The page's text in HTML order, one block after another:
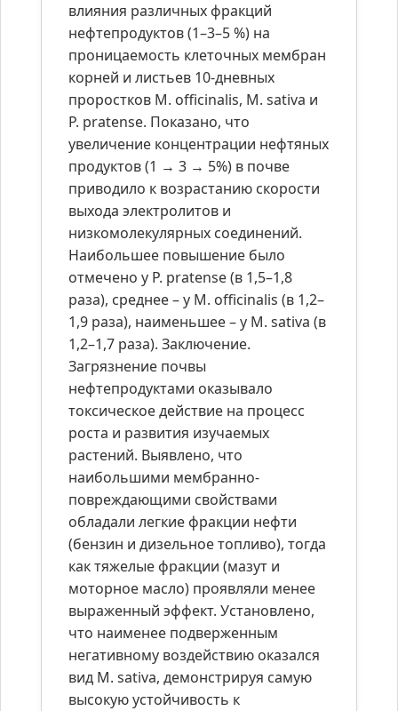
влияния различных фракций
нефтепродуктов (1–3–5 %) на
проницаемость клеточных мембран
корней и листьев 10-дневных
проростков M. officinalis, M. sativa и
P. pratense. Показано, что
увеличение концентрации нефтяных
продуктов (1 → 3 → 5%) в почве
приводило к возрастанию скорости
выхода электролитов и
низкомолекулярных соединений.
Наибольшее повышение было
отмечено у P. pratense (в 1,5–1,8
раза), среднее – у M. officinalis (в 1,2–
1,9 раза), наименьшее – у M. sativa (в
1,2–1,7 раза). Заключение.
Загрязнение почвы
нефтепродуктами оказывало
токсическое действие на процесс
роста и развития изучаемых
растений. Выявлено, что
наибольшими мембранно-
повреждающими свойствами
обладали легкие фракции нефти
(бензин и дизельное топливо), тогда
как тяжелые фракции (мазут и
моторное масло) проявляли менее
выраженный эффект. Установлено,
что наименее подверженным
негативному воздействию оказался
вид M. sativa, демонстрируя самую
высокую устойчивость к